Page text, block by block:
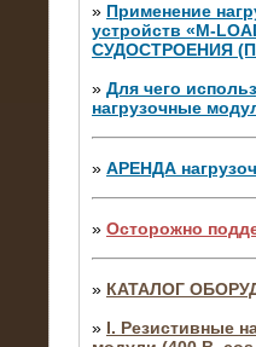
» Применение
устройств «M-
СУДОСТРОЕНИЯ
» Для чего
нагрузочные
» АРЕНДА
» Осторожно
» КАТАЛОГ
» I. Резистивные